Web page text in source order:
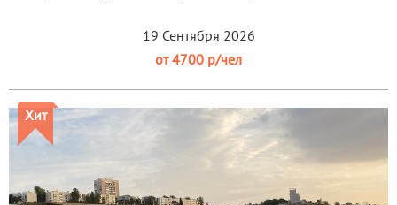
19 Сентября 2026
от 4700 р/чел
Хит